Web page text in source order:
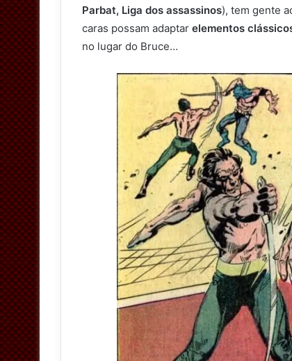
Parbat, Liga dos assassinos), tem gente
caras possam adaptar elementos
no lugar do Bruce…